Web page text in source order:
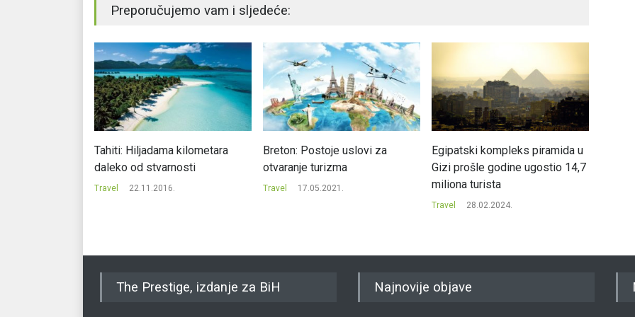
Preporučujemo vam i sljedeće:
Tahiti: Hiljadama kilometara
daleko od stvarnosti
Travel 22.11.2016.
Breton: Postoje uslovi za
otvaranje turizma
Travel 17.05.2021.
Egipatski kompleks piramida u
Gizi prošle godine ugostio 14,7
miliona turista
Travel 28.02.2024.
The Prestige, izdanje za BiH Najnovije objave